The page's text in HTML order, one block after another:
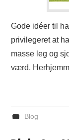
Gode idéer til
privilegeret at
masse leg og
værd.
Blog